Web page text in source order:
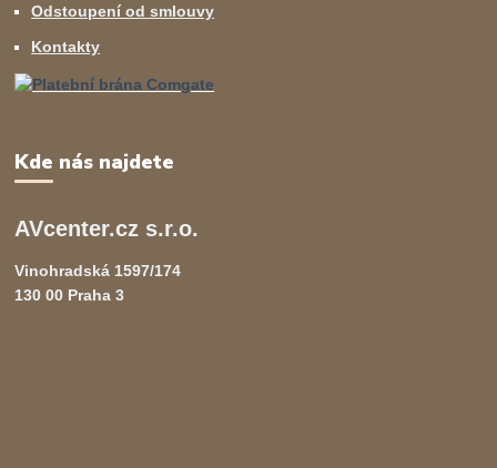
Odstoupení od smlouvy
Kontakty
Kde nás najdete
AVcenter.cz s.r.o.
Vinohradská 1597/174
130 00 Praha 3